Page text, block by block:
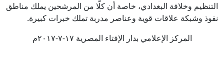
التنظيم وخلافة البغدادي، خاصة أن كلًّا من المرشحين يملك مناطق
نفوذ وشبكة علاقات قوية وعناصر مدربة تملك خبرات كبيرة.
المركز الإعلامي بدار الإفتاء المصرية ١٧-٧-٢٠١٧م